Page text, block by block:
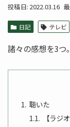
2022.03.16
日記 テレビ
諸々の感想を3つ。
聴いた
【ラジ